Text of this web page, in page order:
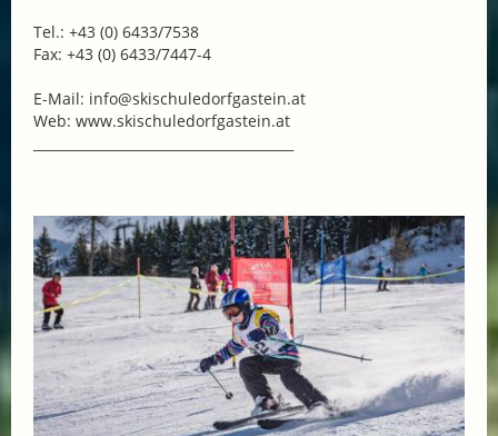
Tel.: +43 (0) 6433/7538
Fax: +43 (0) 6433/7447-4
E-Mail: info@skischuledorfgastein.at
Web: www.skischuledorfgastein.at